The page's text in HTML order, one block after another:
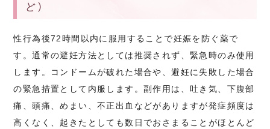
ど）
性行為後72時間以内に服用することで妊娠を防ぐ薬で
す。通常の避妊方法としては推奨されず、緊急時のみ使用
します。コンドームが破れた場合や、避妊に失敗した場合
の緊急措置として内服します。副作用は、吐き気、下腹部
痛、頭痛、めまい、不正出血などがありますが発症頻度は
高くなく、起きたとしても数日でおさまることがほとんど